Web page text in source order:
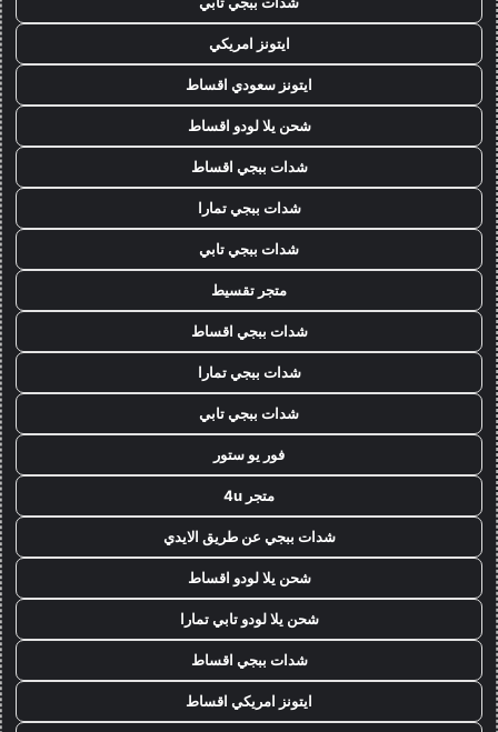
ايتونز امريكي
ايتونز سعودي اقساط
شحن يلا لودو اقساط
شدات ببجي اقساط
شدات ببجي تمارا
شدات ببجي تابي
متجر تقسيط
شدات ببجي اقساط
شدات ببجي تمارا
شدات ببجي تابي
فور يو ستور
متجر 4u
شدات ببجي عن طريق الايدي
شحن يلا لودو اقساط
شحن يلا لودو تابي تمارا
شدات ببجي اقساط
ايتونز امريكي اقساط